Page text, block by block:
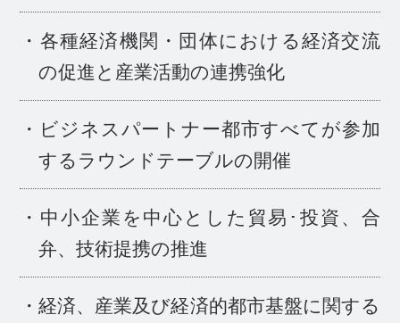
・各種経済機関・団体における経済交流
の促進と産業活動の連携強化
・ビジネスパートナー都市すべてが参加
するラウンドテーブルの開催
・中小企業を中心とした貿易･投資、合
弁、技術提携の推進
・経済、産業及び経済的都市基盤に関する